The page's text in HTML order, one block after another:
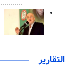
التقارير